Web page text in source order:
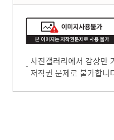
사진갤러리에서 감상만
저작권 문제로 불가합니